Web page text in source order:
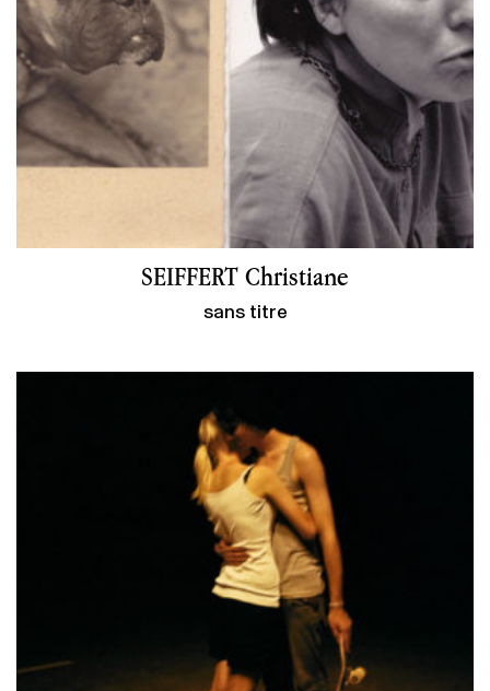
SEIFFERT Christiane
sans titre